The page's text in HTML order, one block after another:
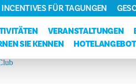
VERANSTALTUNGEN
SIE KENNEN
INCENTIVES FÜR TAGUNGEN